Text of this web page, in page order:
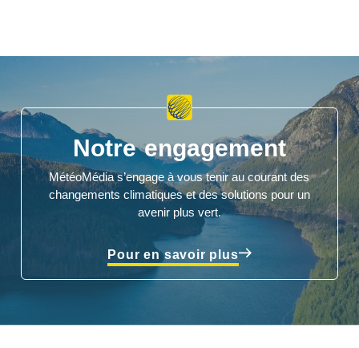
Notre engagement
MétéoMédia s’engage à vous tenir au courant des
changements climatiques et des solutions pour un
avenir plus vert.
Pour en savoir plus